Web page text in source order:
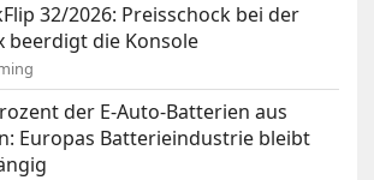
32/2026: Preisschock bei der
beerdigt die Konsole
der E-Auto-Batterien aus
Europas Batterieindustrie bleibt